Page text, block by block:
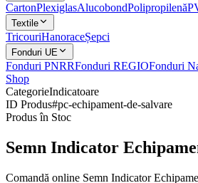
CartonPlexiglasAlucobondPolipropilenă
Textile
TricouriHanoraceȘepci
Fonduri UE
Fonduri PNRRFonduri REGIOFonduri
Shop
CategorieIndicatoare
ID Produs#pc-echipament-de-salvare
Produs în Stoc
Semn Indicator
Comandă online Semn Indicator